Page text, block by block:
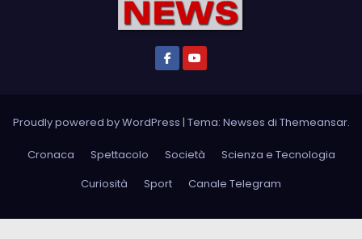
Proudly powered by WordPress | Tema: Newses di Themeansar.
Cronaca Spettacolo Società
Scienza e Tecnologia
Curiosità
Sport Canale Telegram